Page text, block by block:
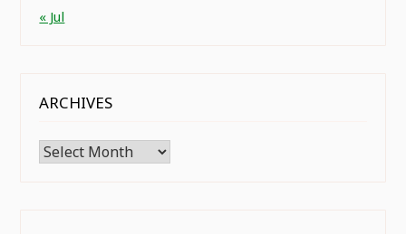
« Jul
ARCHIVES
Archives